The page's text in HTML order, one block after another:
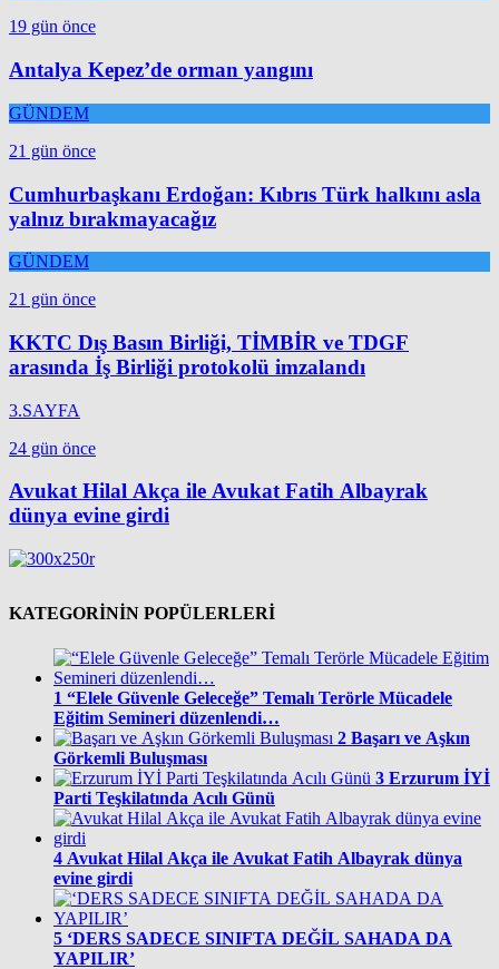
19 gün önce
Antalya Kepez’de orman yangını
GÜNDEM
21 gün önce
Cumhurbaşkanı Erdoğan: Kıbrıs Türk halkını asla
yalnız bırakmayacağız
GÜNDEM
21 gün önce
KKTC Dış Basın Birliği, TİMBİR ve TDGF
arasında İş Birliği protokolü imzalandı
3.SAYFA
24 gün önce
Avukat Hilal Akça ile Avukat Fatih Albayrak
dünya evine girdi
KATEGORİNİN POPÜLERLERİ
1 “Elele Güvenle Geleceğe” Temalı Terörle Mücadele
Eğitim Semineri düzenlendi…
2 Başarı ve Aşkın
Görkemli Buluşması
3 Erzurum İYİ
Parti Teşkilatında Acılı Günü
4 Avukat Hilal Akça ile Avukat Fatih Albayrak dünya
evine girdi
5 ‘DERS SADECE SINIFTA DEĞİL SAHADA DA
YAPILIR’